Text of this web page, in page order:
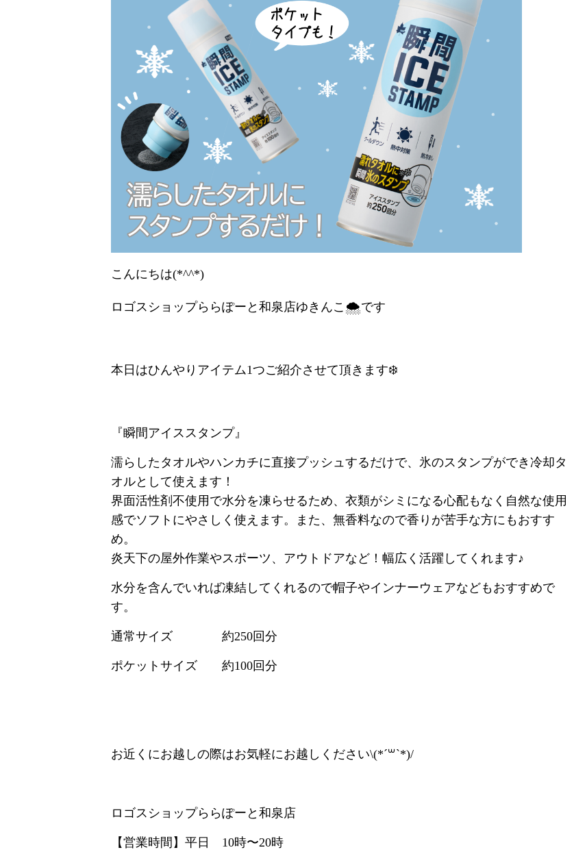
こんにちは(*^^*)
ロゴスショップららぽーと和泉店ゆきんこ🌨️です
本日はひんやりアイテム1つご紹介させて頂きます❄️
『瞬間アイススタンプ』
濡らしたタオルやハンカチに直接プッシュするだけで、氷のスタンプができ冷却タ
オルとして使えます！
界面活性剤不使用で水分を凍らせるため、衣類がシミになる心配もなく自然な使用
感でソフトにやさしく使えます。また、無香料なので香りが苦手な方にもおすす
め。
炎天下の屋外作業やスポーツ、アウトドアなど！幅広く活躍してくれます♪
水分を含んでいれば凍結してくれるので帽子やインナーウェアなどもおすすめで
す。
通常サイズ 約250回分
ポケットサイズ 約100回分
お近くにお越しの際はお気軽にお越しください\(*´꒳`*)/
ロゴスショップららぽーと和泉店
【営業時間】平日 10時〜20時